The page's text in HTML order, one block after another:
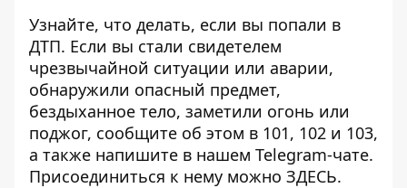
Узнайте, что делать, если вы попали в
ДТП. Если вы стали свидетелем
чрезвычайной ситуации или аварии,
обнаружили опасный предмет,
бездыханное тело, заметили огонь или
поджог, сообщите об этом в 101, 102 и 103,
а также напишите в нашем Telegram-чате.
Присоединиться к нему можно ЗДЕСЬ.